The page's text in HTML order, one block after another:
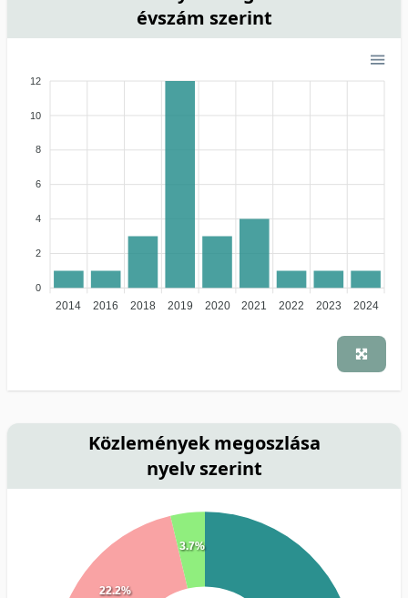
évszám szerint
12
10
8
6
4
2
0
2014 2016 2018 2019 2020 2021 2022 2023 2024
Közlemények megoszlása
nyelv szerint
22.2%
3.7%